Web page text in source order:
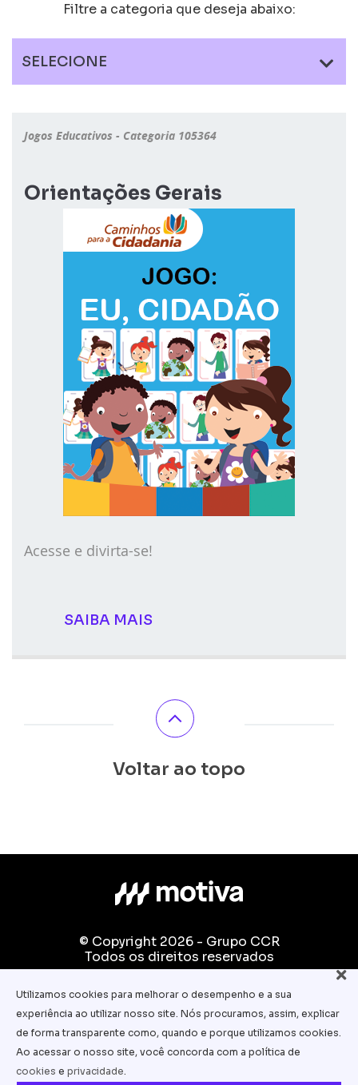
Filtre a categoria que deseja abaixo:
SELECIONE
Jogos Educativos - Categoria 105364
Orientações Gerais
Acesse e divirta-se!
SAIBA MAIS
Voltar ao topo
© Copyright 2026 - Grupo CCR
Todos os direitos reservados
Fale conosco:
equipe.pedagogica@motiva.com.br
Termos e Condições de Uso
Política de Privacidade
Política de Cookies
Utilizamos cookies para melhorar o desempenho e a sua
experiência ao utilizar nosso site. Nós procuramos, assim, explicar
de forma transparente como, quando e porque utilizamos cookies.
Ao acessar o nosso site, você concorda com a política de
cookies e privacidade.